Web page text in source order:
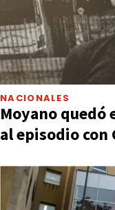
NACIONALES
Moyano
al episodio con